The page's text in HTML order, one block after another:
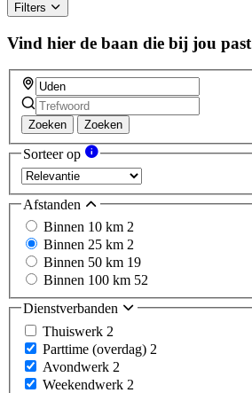
Filters
Vind hier de baan die bij jou past
Zoeken Zoeken
Sorteer op
Afstanden
Binnen 10 km 2
Binnen 25 km 2
Binnen 50 km 19
Binnen 100 km 52
Dienstverbanden
Thuiswerk 2
Parttime (overdag) 2
Avondwerk 2
Weekendwerk 2